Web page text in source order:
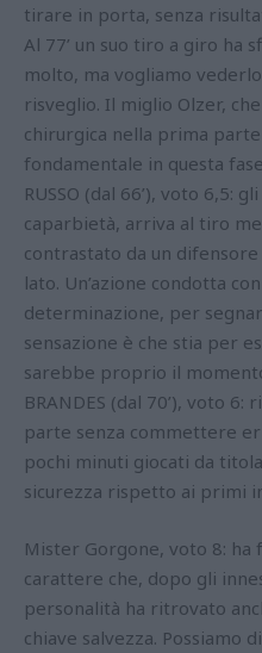
tirare in porta, senza
Al 77’ un suo tiro a giro ha
molto, ma vogliamo
risveglio. Il miglio Olzer,
chirurgica nella prima
fondamentale in questa
RUSSO (dal 66’), voto 6,5:
caparbietà, arriva al tiro
contrastato da un
lato. Un’azione condotta
determinazione, per
sensazione è che stia per
sarebbe proprio il
BRANDES (dal 70’), voto 6:
parte senza commettere
pochi minuti giocati da
sicurezza rispetto ai primi
Mister Gorgone, voto 8: ha
carattere che, dopo gli
personalità ha ritrovato
chiave salvezza. Possiamo